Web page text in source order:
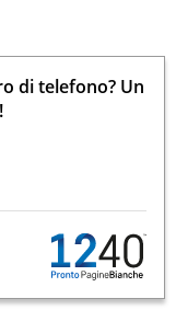
di telefono? Un